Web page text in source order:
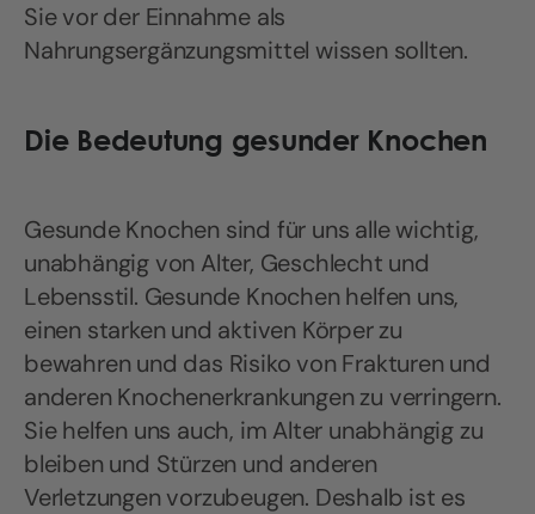
Sie vor der Einnahme als
Nahrungsergänzungsmittel wissen sollten.
Die Bedeutung gesunder Knochen
Gesunde Knochen sind für uns alle wichtig,
unabhängig von Alter, Geschlecht und
Lebensstil. Gesunde Knochen helfen uns,
einen starken und aktiven Körper zu
bewahren und das Risiko von Frakturen und
anderen Knochenerkrankungen zu verringern.
Sie helfen uns auch, im Alter unabhängig zu
bleiben und Stürzen und anderen
Verletzungen vorzubeugen. Deshalb ist es